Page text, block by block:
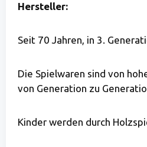
Hersteller:
Seit 70 Jahren, in 3.
Die Spielwaren sind von
von Generation zu
Kinder werden durch